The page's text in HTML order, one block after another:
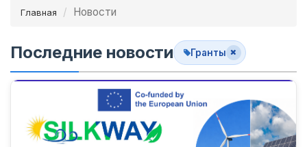
Главная Новости
Последние новости Гранты